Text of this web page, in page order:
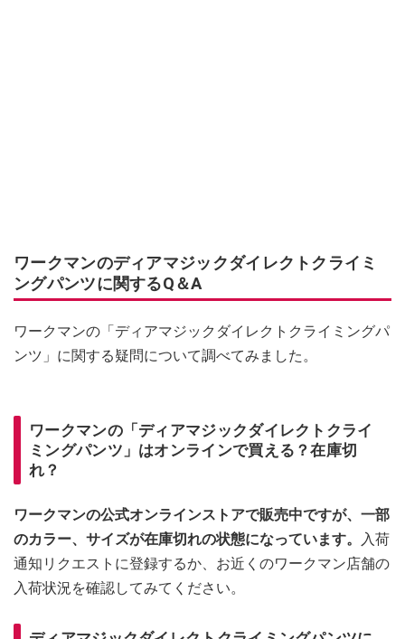
ワークマンのディアマジックダイレクトクライミ
ングパンツに関するQ＆A
ワークマンの「ディアマジックダイレクトクライミングパ
ンツ」に関する疑問について調べてみました。
ワークマンの「ディアマジックダイレクトクライ
ミングパンツ」はオンラインで買える？在庫切
れ？
ワークマンの公式オンラインストアで販売中ですが、一部
のカラー、サイズが在庫切れの状態になっています。
入荷
通知リクエストに登録するか、お近くのワークマン店舗の
入荷状況を確認してみてください。